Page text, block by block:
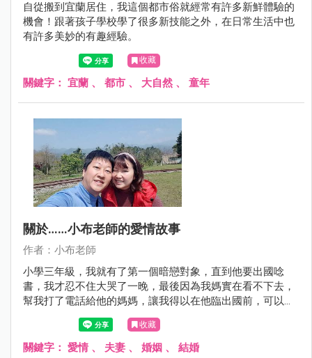
自從搬到宜蘭居住，我這個都市俗就經常有許多新鮮體驗的
機會！跟著孩子學校學了很多新技能之外，在日常生活中也
有許多美妙的有趣經驗。
收藏
關鍵字： 宜蘭 、 都市 、 大自然 、 童年
關於……小布老師的愛情故事
作者：小布老師
小學三年級，我就有了第一個暗戀對象，直到他要出國唸
書，我才忍不住大哭了一晚，最後因為我媽實在看不下去，
幫我打了電話給他的媽媽，讓我得以在他臨出國前，可以跟
他一起吃一次午餐！這是我第一次的告白。
收藏
關鍵字： 愛情 、 夫妻 、 婚姻 、 結婚